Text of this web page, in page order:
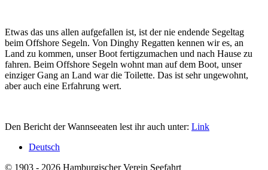
Etwas das uns allen aufgefallen ist, ist der nie endende Segeltag
beim Offshore Segeln. Von Dinghy Regatten kennen wir es, an
Land zu kommen, unser Boot fertigzumachen und nach Hause zu
fahren. Beim Offshore Segeln wohnt man auf dem Boot, unser
einziger Gang an Land war die Toilette. Das ist sehr ungewohnt,
aber auch eine Erfahrung wert.
Den Bericht der Wannseeaten lest ihr auch unter: Link
Deutsch
© 1903 - 2026 Hamburgischer Verein Seefahrt